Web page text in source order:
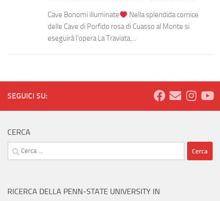
Cave Bonomi illuminate
Nella splendida cornice
delle Cave di Porfido rosa di Cuasso al Monte si
eseguirà l’opera La Traviata,...
SEGUICI SU:
CERCA
Ricerca
per:
RICERCA DELLA PENN-STATE UNIVERSITY IN